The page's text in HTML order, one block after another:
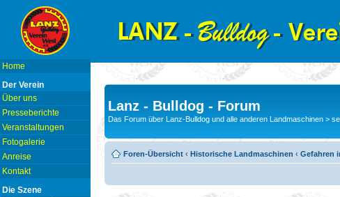
Home
Der Verein
Über uns
Presseberichte
Veranstaltungen
Fotogalerie
Anreise
Kontakt
Die Szene
Lanz - Bulldog - Forum
Das Forum über Lanz-Bulldog und alle anderen Landmaschinen >
Foren-Übersicht ‹ Historische Landmaschinen ‹ Gefahren